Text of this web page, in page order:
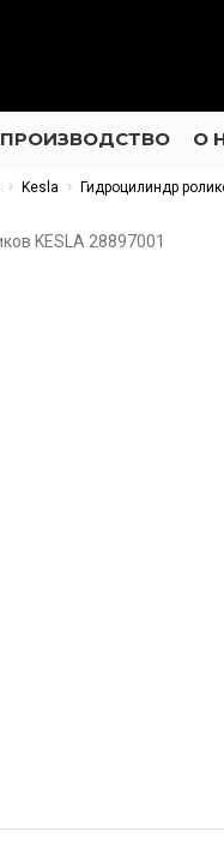
ПРОИЗВОДСТВО О
Kesla Гидроцилиндр